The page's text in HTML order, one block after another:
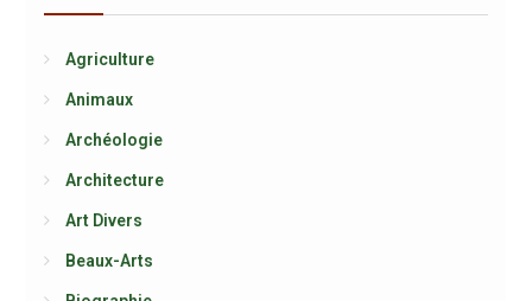
Agriculture
Animaux
Archéologie
Architecture
Art Divers
Beaux-Arts